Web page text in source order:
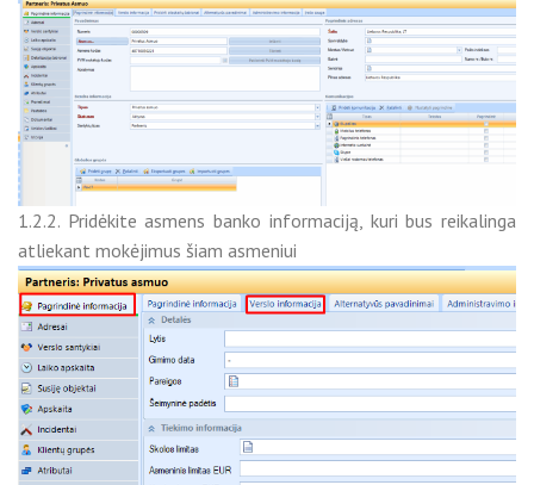
1.2.2. Pridėkite asmens banko informaciją, kuri bus reikalinga
atliekant mokėjimus šiam asmeniui